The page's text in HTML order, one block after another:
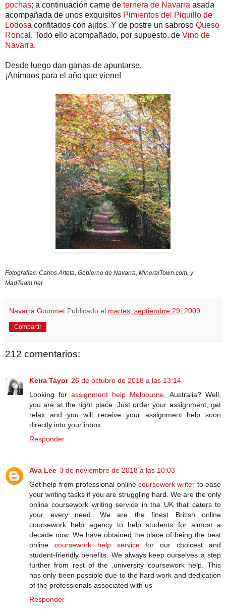
pochas; a continuación carne de ternera de Navarra asada
acompañada de unos exquisitos Pimientos del Piquillo de
Lodosa confitados con ajitos. Y de postre un sabroso Queso
Roncal . Todo ello acompañado, por supuesto, de Vino de
Navarra.
Desde luego dan ganas de apuntarse.
¡Animaos para el año que viene!
Fotografías: Carlos Arteta, Gobierno de Navarra, MineralTown.com, y
MadTeam.net
Navarra Gourmet Publicado el martes, septiembre 29, 2009
Compartir
212 comentarios:
Keira Tayor 26 de octubre de 2018 a las 13:14
Looking for assignment help Melbourne , Australia? Well,
you are at the right place. Just order your assignment, get
relax and you will receive your assignment help soon
directly into your inbox.
Responder
Ava Lee 3 de noviembre de 2018 a las 10:03
Get help from professional online coursework writer to ease
your writing tasks if you are struggling hard. We are the only
online coursework writing service in the UK that caters to
your every need. We are the finest British online
coursework help agency to help students for almost a
decade now. We have obtained the place of being the best
online coursework help servicefor our choicest and
student-friendly benefits. We always keep ourselves a step
further from rest of the .university coursework help. This
has only been possible due to the hard work and dedication
of the professionals associated with us
Responder